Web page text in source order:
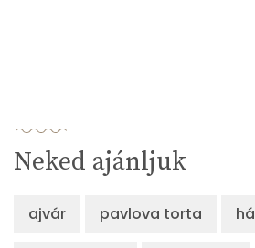
Neked ajánljuk
ajvár pavlova torta